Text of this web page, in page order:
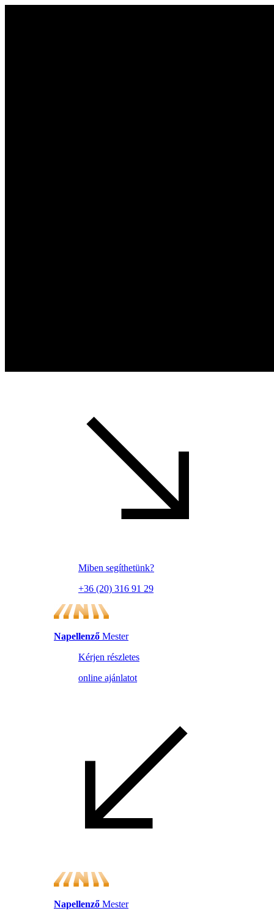
Miben segíthetünk?
+36 (20) 316 91 29
Napellenző Mester
Kérjen részletes
online ajánlatot
Napellenző Mester